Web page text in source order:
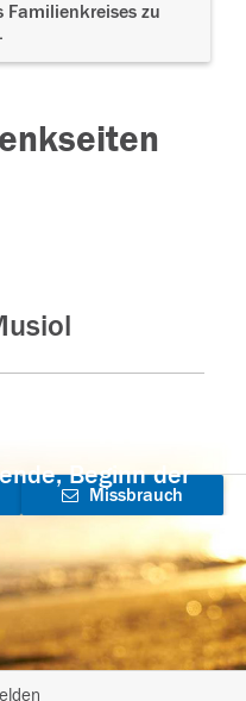
Familienkreises zu
Beginn der
Missbrauch